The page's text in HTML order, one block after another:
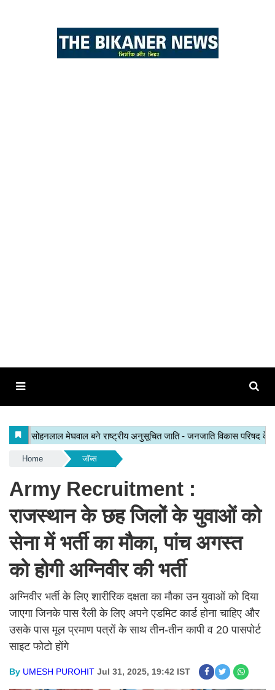
Home जॉब्स
Army Recruitment :
राजस्थान के छह जिलों के युवाओं को
सेना में भर्ती का मौका, पांच अगस्त
को होगी अग्निवीर की भर्ती
अग्निवीर भर्ती के लिए शारीरिक दक्षता का मौका उन युवाओं को दिया
जाएगा जिनके पास रैली के लिए अपने एडमिट कार्ड होना चाहिए और
उसके पास मूल प्रमाण पत्रों के साथ तीन-तीन कापी व 20 पासपोर्ट
साइट फोटो होंगे
By UMESH PUROHIT Jul 31, 2025, 19:42 IST